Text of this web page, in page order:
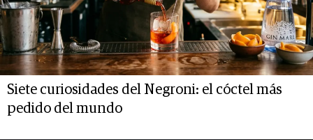
Siete curiosidades del Negroni: el cóctel más
pedido del mundo